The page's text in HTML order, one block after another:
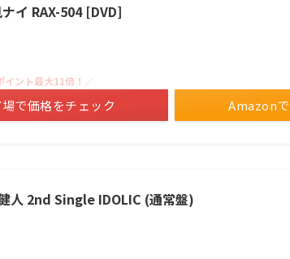
イ RAX-504 [DVD]
Amazon
イント最大11倍！／
で価格をチェック
人 2nd Single IDOLIC (通常盤)